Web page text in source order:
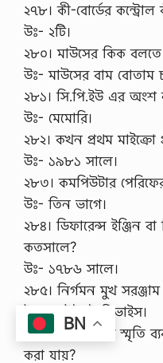
২৭৮। কী-বোর্ডের
উঃ- ২টি।
২৮০। মাউসের কিক
উঃ- মাউসের বাম বোতাম
২৮১। সি.পি.ইউ এর অংশ
উঃ- মেমোরি।
২৮২। কখন প্রথম মাইক্রো
উঃ- ১৯৮১ সালে।
২৮৩। কমপিউটার
উঃ- তিন ভাগে।
২৮৪। ডিফারেন্স ইঞ্জিন
কতসালে?
উঃ- ১৭৮৬ সালে।
২৮৫। নির্গমন মুখ
উঃ- আউটপুট ডিভাইস।
২৮৬। কমপিউটার স্মৃতি
করা যায়?
BN